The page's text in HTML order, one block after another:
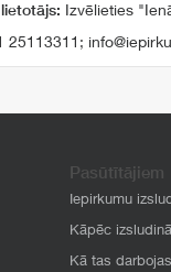
Izvēlieties
25113311 ;
Pasūtītājiem
Iepirkumu
Kāpēc
Kā tas